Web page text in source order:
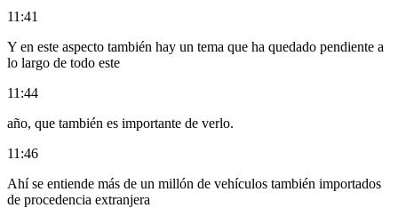
11:41
Y en este aspecto también hay un tema que ha quedado pendiente a
lo largo de todo este
11:44
año, que también es importante de verlo.
11:46
Ahí se entiende más de un millón de vehículos también importados
de procedencia extranjera